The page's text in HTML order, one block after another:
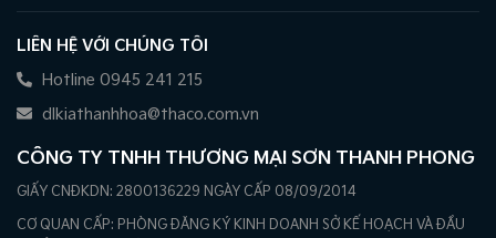
LIÊN HỆ VỚI CHÚNG TÔI
Hotline 0945 241 215
dlkiathanhhoa@thaco.com.vn
CÔNG TY TNHH THƯƠNG MẠI SƠN THANH PHONG
GIẤY CNĐKDN: 2800136229 NGÀY CẤP 08/09/2014
CƠ QUAN CẤP: PHÒNG ĐĂNG KÝ KINH DOANH SỞ KẾ HOẠCH VÀ ĐẦU